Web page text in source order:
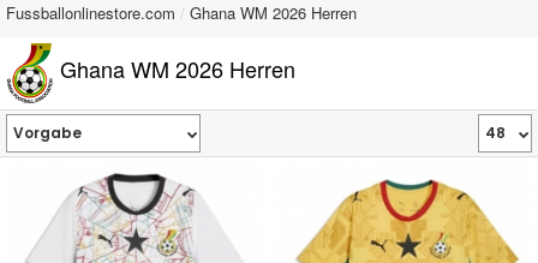
Fussballonlinestore.com Ghana WM 2026 Herren
Ghana WM 2026 Herren